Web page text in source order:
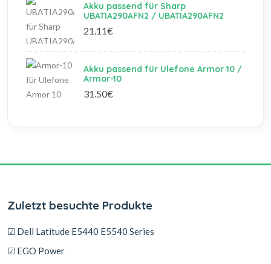
Akku passend für Sharp
UBATIA290AFN2 / UBATIA290AFN2
21.11€
Akku passend für Ulefone Armor 10 /
Armor-10
31.50€
Zuletzt besuchte Produkte
☑ Dell Latitude E5440 E5540 Series
☑ EGO Power